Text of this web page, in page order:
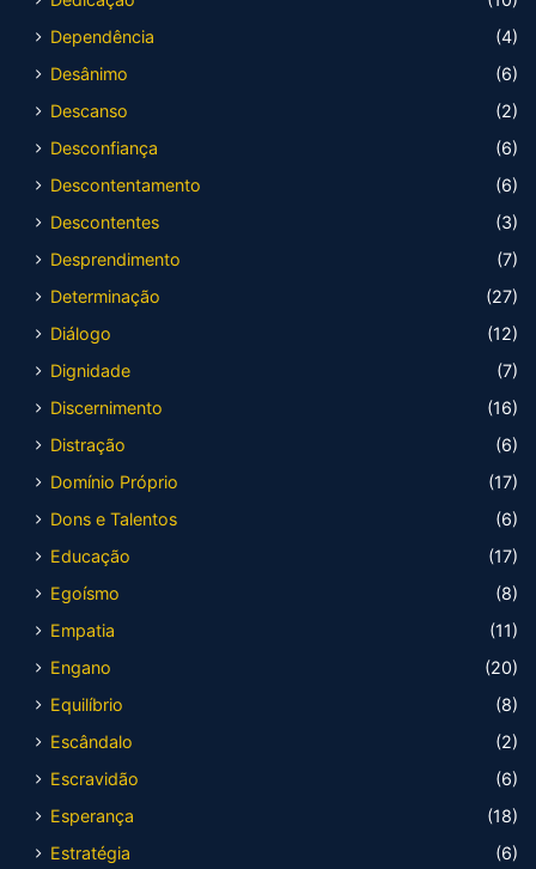
Dependência
(4)
Desânimo
(6)
Descanso
(2)
Desconfiança
(6)
Descontentamento
(6)
Descontentes
(3)
Desprendimento
(7)
Determinação
(27)
Diálogo
(12)
Dignidade
(7)
Discernimento
(16)
Distração
(6)
Domínio Próprio
(17)
Dons e Talentos
(6)
Educação
(17)
Egoísmo
(8)
Empatia
(11)
Engano
(20)
Equilíbrio
(8)
Escândalo
(2)
Escravidão
(6)
Esperança
(18)
Estratégia
(6)